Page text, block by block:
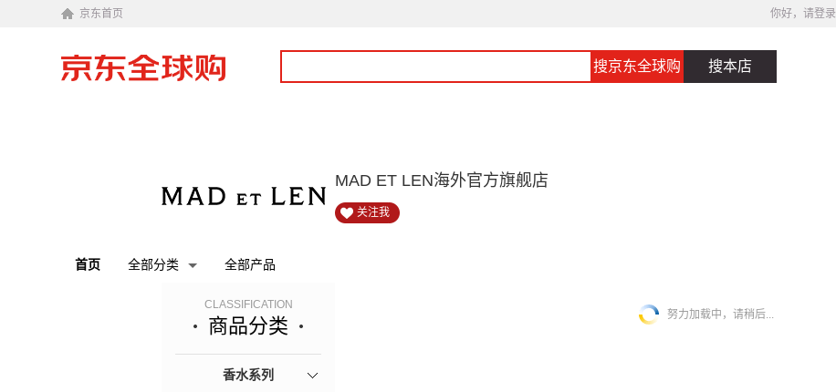
京东首页 你好，请登录
搜京东全球购 搜本店
MAD ET LEN海外官方旗舰店
关注我
首页 全部分类 全部产品
CLASSIFICATION
商品分类
香水系列
努力加载中，请稍后...